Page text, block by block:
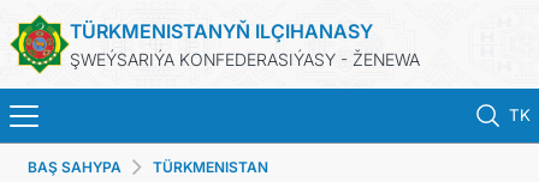
TÜRKMENISTANYŇ ILÇIHANASY
ŞWEÝSARIÝA KONFEDERASIÝASY - ŽENEWA
TK
BAŞ SAHYPA
BAŞ SAHYPA TÜRKMENISTAN